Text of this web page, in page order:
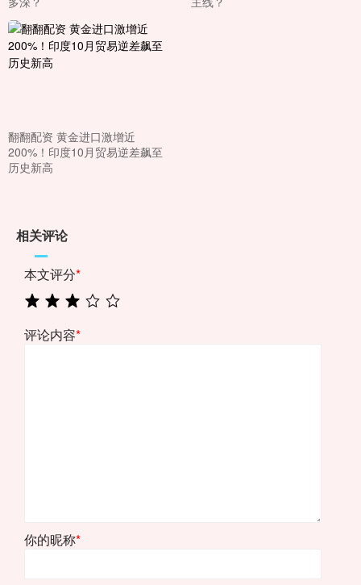
翻翻配资 黄金进口激增近
200%！印度10月贸易逆差飙至
历史新高
相关评论
本文评分*
评论内容*
你的昵称*